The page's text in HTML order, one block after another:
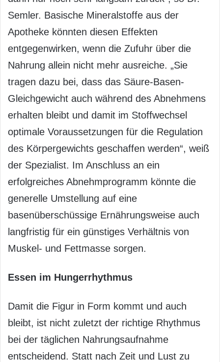
Semler. Basische Mineralstoffe aus der
Apotheke könnten diesen Effekten
entgegenwirken, wenn die Zufuhr über die
Nahrung allein nicht mehr ausreiche. „Sie
tragen dazu bei, dass das Säure-Basen-
Gleichgewicht auch während des Abnehmens
erhalten bleibt und damit im Stoffwechsel
optimale Voraussetzungen für die Regulation
des Körpergewichts geschaffen werden“, weiß
der Spezialist. Im Anschluss an ein
erfolgreiches Abnehmprogramm könnte die
generelle Umstellung auf eine
basenüberschüssige Ernährungsweise auch
langfristig für ein günstiges Verhältnis von
Muskel- und Fettmasse sorgen.
Essen im Hungerrhythmus
Damit die Figur in Form kommt und auch
bleibt, ist nicht zuletzt der richtige Rhythmus
bei der täglichen Nahrungsaufnahme
entscheidend. Statt nach Zeit und Lust zu